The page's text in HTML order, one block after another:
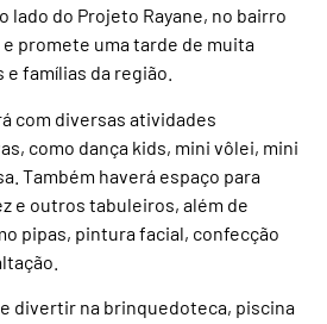
lado do Projeto Rayane, no bairro
e promete uma tarde de muita
famílias da região.
com diversas atividades
como dança kids, mini vôlei, mini
Também haverá espaço para
e outros tabuleiros, além de
pipas, pintura facial, confecção
divertir na brinquedoteca, piscina